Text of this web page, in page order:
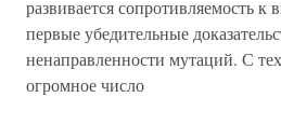
развивается сопротивляемость
первые убедительные
ненаправленности мутаций. С
огромное число